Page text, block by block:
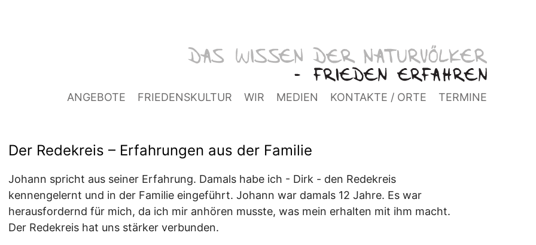
ANGEBOTE FRIEDENSKULTUR WIR MEDIEN KONTAKTE / ORTE TERMINE
Der Redekreis – Erfahrungen aus der Familie
Johann spricht aus seiner Erfahrung. Damals habe ich - Dirk - den Redekreis
kennengelernt und in der Familie eingeführt. Johann war damals 12 Jahre. Es war
herausfordernd für mich, da ich mir anhören musste, was mein erhalten mit ihm macht.
Der Redekreis hat uns stärker verbunden.